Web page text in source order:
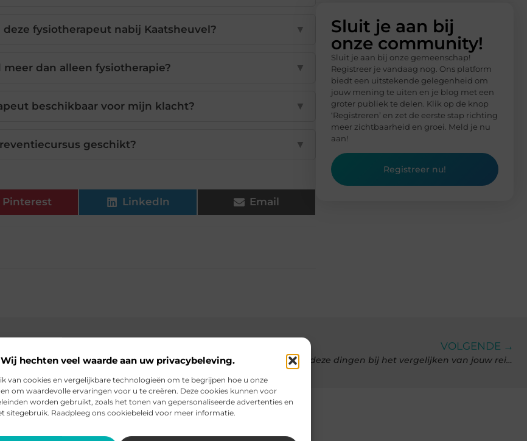
Wij hechten veel waarde aan uw privacybeleving.
van cookies en vergelijkbare technologieën om te begrijpen hoe u onze
om waardevolle ervaringen voor u te creëren. Deze cookies kunnen voor
worden gebruikt, zoals het tonen van gepersonaliseerde advertenties en
sitegebruik. Raadpleeg ons cookiebeleid voor meer informatie.
fysiotherapeut nabij Kaatsheuvel? ▼
meer dan alleen fysiotherapie? ▼
beschikbaar voor mijn klacht? ▼
geschikt? ▼
Pinterest LinkedIn Email
Sluit je aan bij
onze community!
Sluit je aan bij onze gemeenschap!
Registreer je vandaag nog. Ons platform
biedt een uitstekende gelegenheid om
jouw mening te uiten en je blog met een
groter publiek te delen. Klik op de knop
‘Registreren’ en zet de eerste stap richting
meer zichtbaarheid en groei. Meld je nu
aan!
Registreer nu!
met een DagCursus
VOLGENDE →
Heb je een medische aandoening? Let op deze dingen bij het vergelijken van jouw reisverzekering